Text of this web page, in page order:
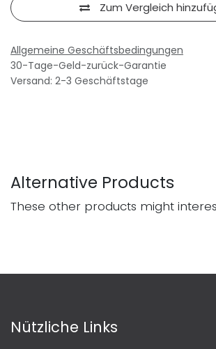
Zum Vergleich
Allgemeine Geschäftsbedingungen
30-Tage-Geld-zurück-Garantie
Versand: 2-3 Geschäftstage
Alternative Products
These other products might
Nützliche Links